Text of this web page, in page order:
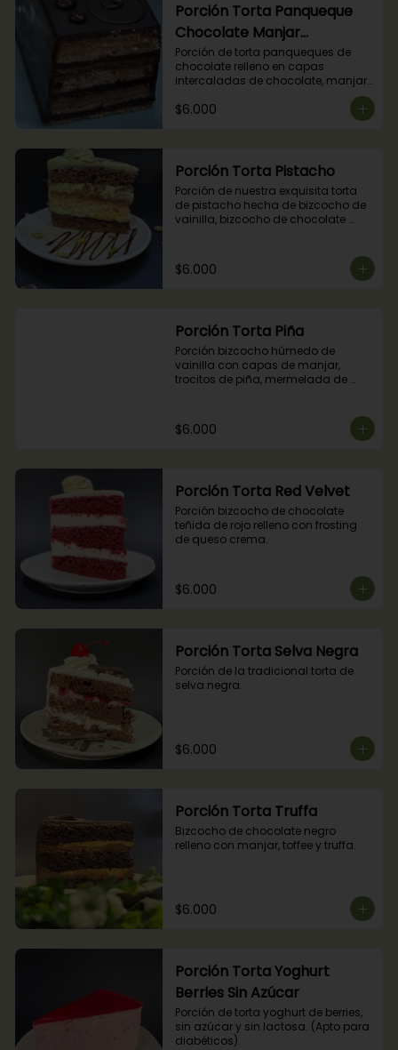
Porción Torta Panqueque
Chocolate Manjar
Frambuesa
Porción de torta panqueques de
chocolate relleno en capas
intercaladas de chocolate, manjar
$6.000
Porción Torta Pistacho
Porción de nuestra exquisita torta
de pistacho hecha de bizcocho de
vainilla, bizcocho de chocolate
crema de pistachos.
$6.000
Porción Torta Piña
Porción bizcocho húmedo de
vainilla con capas de manjar,
trocitos de piña, mermelada de
$6.000
Porción Torta Red Velvet
Porción bizcocho de chocolate
teñida de rojo relleno con frosting
de queso crema.
$6.000
Porción Torta Selva Negra
Porción de la tradicional torta de
selva negra.
$6.000
Porción Torta Truffa
Bizcocho de chocolate negro
relleno con manjar, toffee y truffa.
$6.000
Porción Torta Yoghurt
Berries Sin Azúcar
Porción de torta yoghurt de berries,
sin azúcar y sin lactosa. (Apto para
diabéticos).